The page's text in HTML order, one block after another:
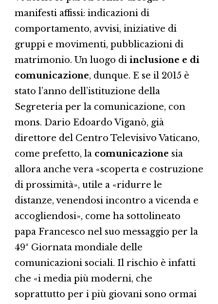
manifesti affissi: indicazioni di
comportamento, avvisi, iniziative di
gruppi e movimenti, pubblicazioni di
matrimonio. Un luogo di inclusione e di
comunicazione, dunque. E se il 2015 è
stato l’anno dell’istituzione della
Segreteria per la comunicazione, con
mons. Dario Edoardo Viganò, già
direttore del Centro Televisivo Vaticano,
come prefetto, la comunicazione sia
allora anche vera «scoperta e costruzione
di prossimità», utile a «ridurre le
distanze, venendosi incontro a vicenda e
accogliendosi», come ha sottolineato
papa Francesco nel suo messaggio per la
49ª Giornata mondiale delle
comunicazioni sociali. Il rischio è infatti
che «i media più moderni, che
soprattutto per i più giovani sono ormai